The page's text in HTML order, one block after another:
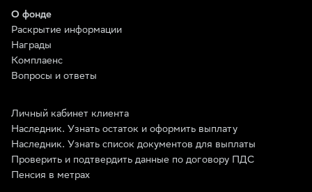
О фонде
Раскрытие информации
Награды
Комплаенс
Вопросы и ответы
Личный кабинет клиента
Наследник. Узнать остаток и оформить выплату
Наследник. Узнать список документов для выплаты
Проверить и подтвердить данные по договору ПДС
Пенсия в метрах